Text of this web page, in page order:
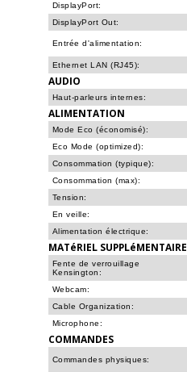
DisplayPort:
DisplayPort Out:
Entrée d'alimentation:
Ethernet LAN (RJ45):
AUDIO
Haut-parleurs internes:
ALIMENTATION
Mode Eco (économisé):
Eco Mode (optimized):
Consommation (typique):
Consommation (max):
Tension:
En veille:
Alimentation électrique:
MATéRIEL SUPPLéMENTAIRE
Fente de verrouillage
Kensington:
Webcam:
Cable Organization:
Microphone:
COMMANDES
Commandes physiques: